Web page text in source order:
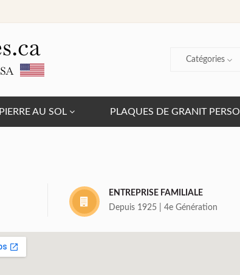
Catégories
PIERRE AU SOL PLAQUES DE GRANIT
ENTREPRISE FAMILIALE
Depuis 1925 | 4e Génération